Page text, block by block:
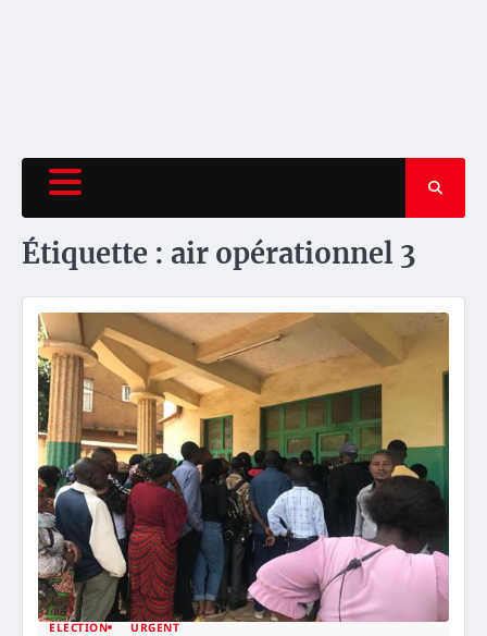
Étiquette : air opérationnel 3
ELECTION URGENT